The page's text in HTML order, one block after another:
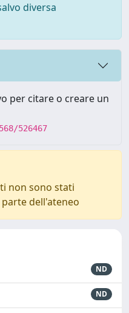
diversa
per citare o creare un
526467
non sono stati
dell'ateneo
ND
ND